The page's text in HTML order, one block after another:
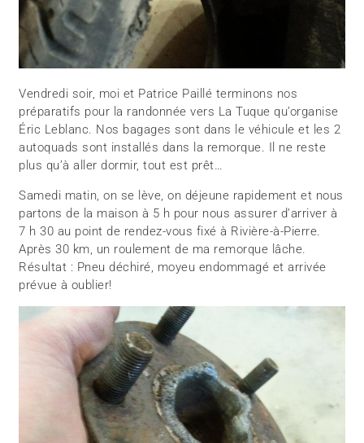
Vendredi soir, moi et Patrice Paillé terminons nos
préparatifs pour la randonnée vers La Tuque qu’organise
Éric Leblanc. Nos bagages sont dans le véhicule et les 2
autoquads sont installés dans la remorque. Il ne reste
plus qu’à aller dormir, tout est prêt…
Samedi matin, on se lève, on déjeune rapidement et nous
partons de la maison à 5 h pour nous assurer d’arriver à
7 h 30 au point de rendez-vous fixé à Rivière-à-Pierre.
Après 30 km, un roulement de ma remorque lâche.
Résultat : Pneu déchiré, moyeu endommagé et arrivée
prévue à oublier!